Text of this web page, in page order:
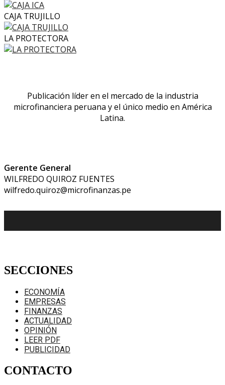
CAJA TRUJILLO
LA PROTECTORA
Publicación líder en el mercado de la industria
microfinanciera peruana y el único medio en América
Latina.
Gerente General
WILFREDO QUIROZ FUENTES
wilfredo.quiroz@microfinanzas.pe
SECCIONES
ECONOMÍA
EMPRESAS
FINANZAS
ACTUALIDAD
OPINIÓN
LEER PDF
PUBLICIDAD
CONTACTO